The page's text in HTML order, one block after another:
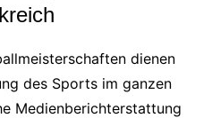
dienen
des Sports im ganzen
Medienberichterstattung